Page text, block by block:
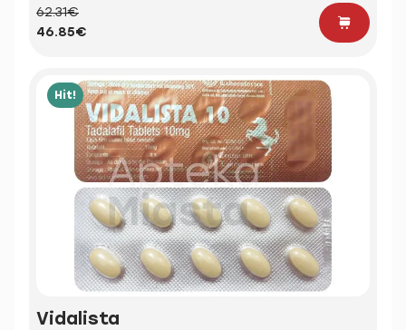
62.31€
46.85€
Hit!
Vidalista